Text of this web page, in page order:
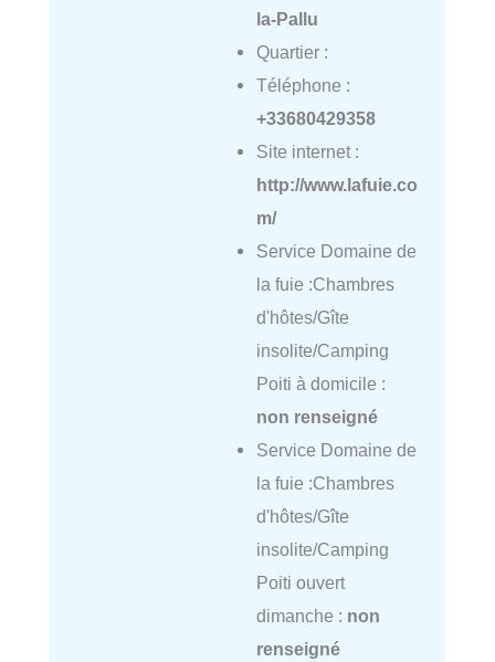
la-Pallu
Quartier :
Téléphone :
+33680429358
Site internet :
http://www.lafuie.co
m/
Service Domaine de
la fuie :Chambres
d'hôtes/Gîte
insolite/Camping
Poiti à domicile :
non renseigné
Service Domaine de
la fuie :Chambres
d'hôtes/Gîte
insolite/Camping
Poiti ouvert
dimanche : non
renseigné